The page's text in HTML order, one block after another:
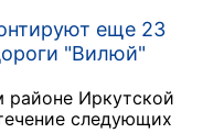
еще 23
"Вилюй"
районе Иркутской
следующих